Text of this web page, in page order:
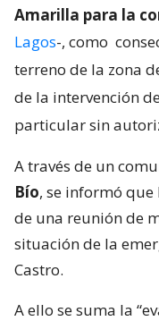
Amarilla para la
Lagos-, como
terreno de la zona
de la intervención
particular sin
A través de un
Bío, se informó
de una reunión de
situación de la
Castro.
A ello se suma la